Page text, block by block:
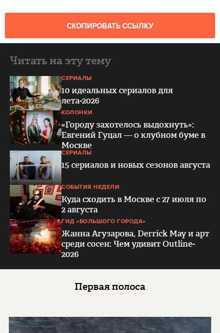
СКОПИРОВАТЬ ССЫЛКУ
Читать на эту тему
СЕРИАЛЫ
10 идеальных сериалов для
лета-2026
КОЛОНКИ
«Городу захотелось выдохнуть»:
Евгений Гуцал — о клубном буме в
Москве
СЕРИАЛЫ
15 сериалов и новых сезонов августа
СОБЫТИЯ НЕДЕЛИ
Куда сходить в Москве с 27 июля по
2 августа
ГИД «БОЛЬШОГО ГОРОДА»
Жанна Агузарова, Derrick May и арт
среди сосен: Чем удивит Outline-
2026
Первая полоса